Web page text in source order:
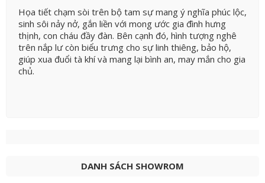
Họa tiết chạm sòi trên bộ tam sự mang ý nghĩa phúc lộc,
sinh sôi nảy nở, gắn liền với mong ước gia đình hưng
thịnh, con cháu đầy đàn. Bên cạnh đó, hình tượng nghê
trên nắp lư còn biểu trưng cho sự linh thiêng, bảo hộ,
giúp xua đuổi tà khí và mang lại bình an, may mắn cho gia
chủ.
DANH SÁCH SHOWROM